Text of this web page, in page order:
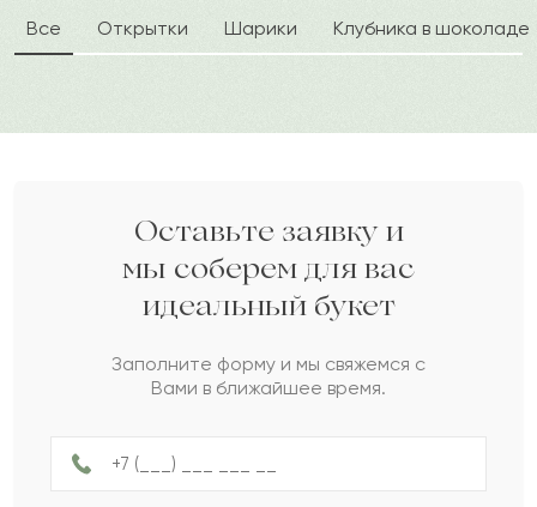
флористического оформления используется
У 2022-05-01
Улжан
А 2021-12-07
Асан
2021-10-17
Ержигит
Руслана
Гера
Б Бибатыр
Все Открытки Шарики Клубника в шоколаде
Оставьте заявку и
мы соберем для вас
идеальный букет
Заполните форму и мы свяжемся с
Вами в ближайшее время.